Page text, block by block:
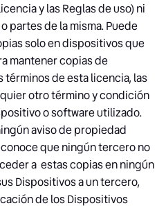
y las Reglas de uso) ni
partes de la misma. Puede
solo en dispositivos que
mantener copias de
de esta licencia, las
otro término y condición
o software utilizado.
aviso de propiedad
que ningún tercero no
a estas copias en ningún
Dispositivos a un tercero,
de los Dispositivos